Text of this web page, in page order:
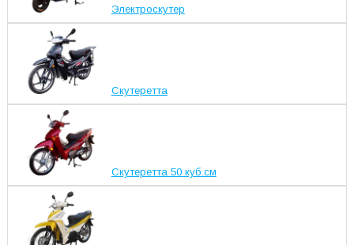
Электроскутер
Скутеретта
Скутеретта 50 куб.см